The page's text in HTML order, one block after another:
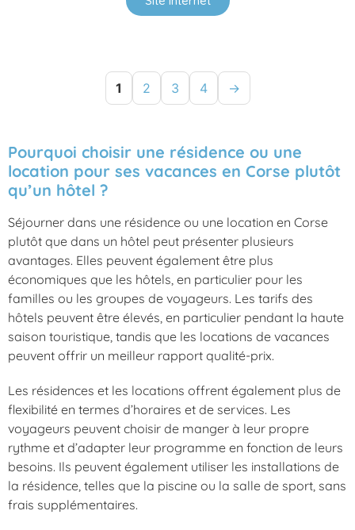
1 2 3 4 →
Pourquoi choisir une résidence ou une
location pour ses vacances en Corse plutôt
qu’un hôtel ?
Séjourner dans une résidence ou une location en Corse
plutôt que dans un hôtel peut présenter plusieurs
avantages. Elles peuvent également être plus
économiques que les hôtels, en particulier pour les
familles ou les groupes de voyageurs. Les tarifs des
hôtels peuvent être élevés, en particulier pendant la haute
saison touristique, tandis que les locations de vacances
peuvent offrir un meilleur rapport qualité-prix.
Les résidences et les locations offrent également plus de
flexibilité en termes d’horaires et de services. Les
voyageurs peuvent choisir de manger à leur propre
rythme et d’adapter leur programme en fonction de leurs
besoins. Ils peuvent également utiliser les installations de
la résidence, telles que la piscine ou la salle de sport, sans
frais supplémentaires.